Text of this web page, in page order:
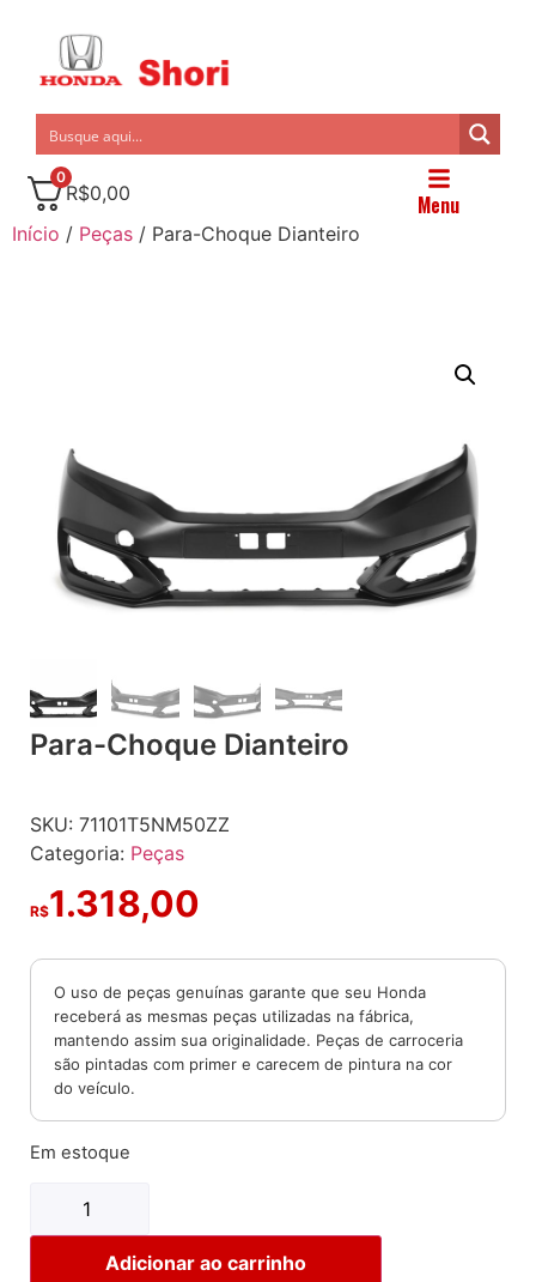
0
R$0,00 Menu
Início / Peças / Para-Choque Dianteiro
Para-Choque Dianteiro
SKU: 71101T5NM50ZZ
Categoria: Peças
R$1.318,00
O uso de peças genuínas garante que seu Honda
receberá as mesmas peças utilizadas na fábrica,
mantendo assim sua originalidade. Peças de carroceria
são pintadas com primer e carecem de pintura na cor
do veículo.
Em estoque
Adicionar ao carrinho